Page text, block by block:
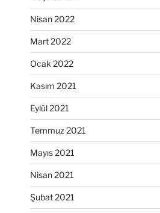
Nisan 2022
Mart 2022
Ocak 2022
Kasım 2021
Eylül 2021
Temmuz 2021
Mayıs 2021
Nisan 2021
Şubat 2021